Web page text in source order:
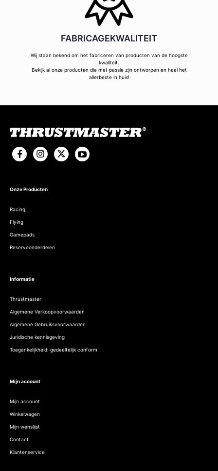
FABRICAGEKWALITEIT
Wij staan bekend om het fabriceren van producten van de hoogste
kwaliteit.
Bekijk al onze producten die met passie zijn ontworpen en haal het
allerbeste in huis!
Onze Producten
Racing
Flying
Gamepads
Reserveonderdelen
Informatie
Thrustmaster
Algemene Verkoopvoorwaarden
Algemene Gebruiksvoorwaarden
Juridische kennisgeving
Toegankelijkheid: gedeeltelijk conform
Mijn account
Mijn account
Winkelwagen
Mijn wenslijst
Contact
Klantenservice